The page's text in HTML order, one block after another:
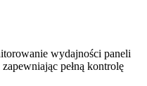
wydajności paneli
pełną kontrolę